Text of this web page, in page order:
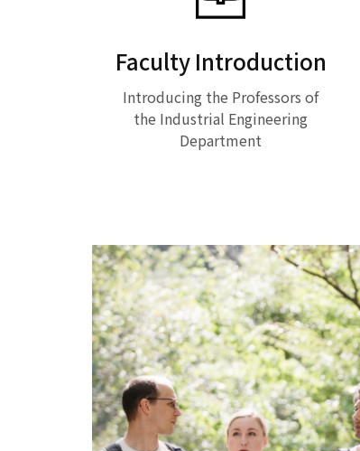
Faculty Introduction
Introducing the Professors of
the Industrial Engineering
Department